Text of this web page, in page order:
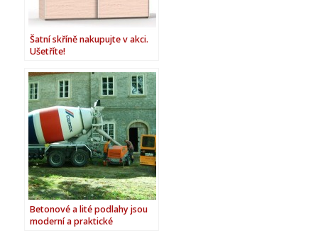
Šatní skříně nakupujte v akci.
Ušetříte!
Betonové a lité podlahy jsou
moderní a praktické